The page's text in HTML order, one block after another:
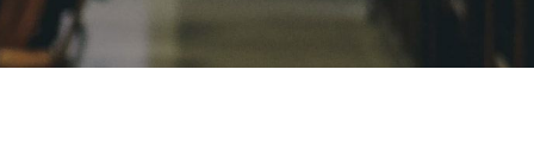
الأنظمة الذكية